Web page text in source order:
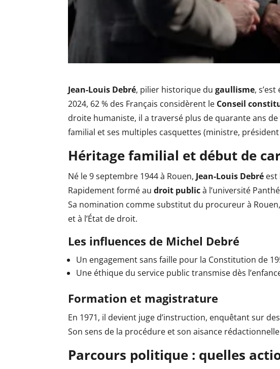
Jean-Louis Debré, pilier historique dugaullisme,
2024, 62 % des Français considèrent le Conseil
droite humaniste, il a traversé plus de quarante ans
familial et ses multiples casquettes (ministre,
Héritage familial et début de
Né le 9 septembre 1944 à Rouen, Jean-Louis Debré est
Rapidement formé audroit publicà l’université
Sa nomination comme substitut du procureur à
et à l’État de droit.
Les influences de Michel Debré
Un engagement sans faille pour la Constitution de
Une éthique du service public transmise dès
Formation et magistrature
En 1971, il devient juge d’instruction, enquêtant sur
Son sens de la procédure et son aisance
Parcours politique : quelles